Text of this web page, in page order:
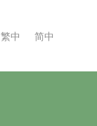
繁中 简中